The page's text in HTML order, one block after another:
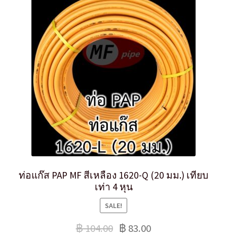
ท่อแก๊ส PAP MF สีเหลือง 1620-Q (20 มม.) เทียบ
เท่า 4 หุน
SALE!
฿104.00 ฿ 83.00